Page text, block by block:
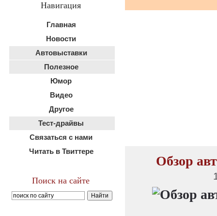
Навигация
Главная
Новости
Автовыставки
Полезное
Юмор
Видео
Другое
Тест-драйвы
Связаться с нами
Читать в Твиттере
Поиск на сайте
Обзор